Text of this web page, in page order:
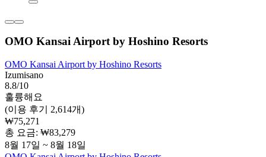
OMO Kansai Airport by Hoshino Resorts
OMO Kansai Airport by Hoshino Resorts
Izumisano
8.8/10
훌륭해요
(이용 후기 2,614개)
₩75,271
총 요금: ₩83,279
8월 17일 ~ 8월 18일